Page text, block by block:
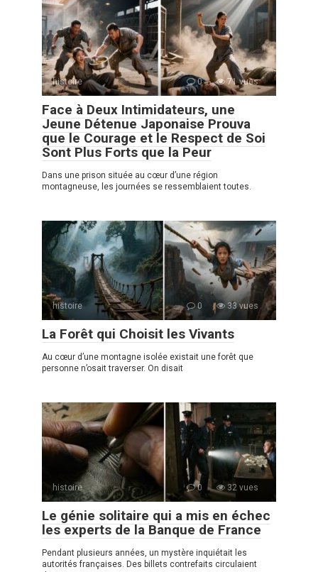
histoire 0 71 vues
Face à Deux Intimidateurs, une
Jeune Détenue Japonaise Prouva
que le Courage et le Respect de Soi
Sont Plus Forts que la Peur
Dans une prison située au cœur d’une région
montagneuse, les journées se ressemblaient toutes.
histoire 0 33 vues
La Forêt qui Choisit les Vivants
Au cœur d’une montagne isolée existait une forêt que
personne n’osait traverser. On disait
histoire 0 32 vues
Le génie solitaire qui a mis en échec
les experts de la Banque de France
Pendant plusieurs années, un mystère inquiétait les
autorités françaises. Des billets contrefaits circulaient